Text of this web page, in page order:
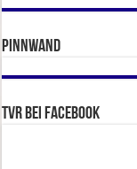
Pinnwand
TVR bei facebook